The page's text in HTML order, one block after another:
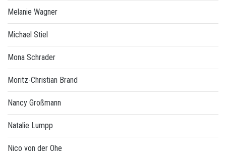
Melanie Wagner
Michael Stiel
Mona Schrader
Moritz-Christian Brand
Nancy Großmann
Natalie Lumpp
Nico von der Ohe